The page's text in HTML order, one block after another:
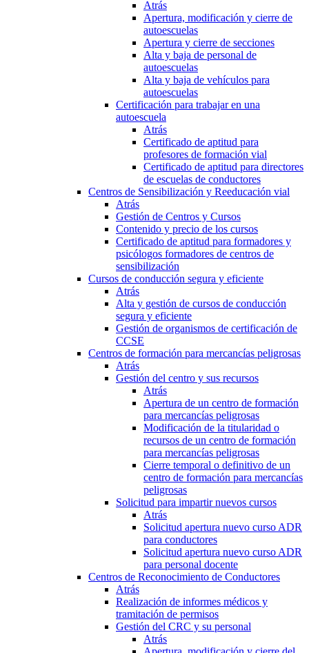
Atrás
Apertura, modificación y cierre de
autoescuelas
Apertura y cierre de secciones
Alta y baja de personal de
autoescuelas
Alta y baja de vehículos para
autoescuelas
Certificación para trabajar en una
autoescuela
Atrás
Certificado de aptitud para
profesores de formación vial
Certificado de aptitud para directores
de escuelas de conductores
Centros de Sensibilización y Reeducación vial
Atrás
Gestión de Centros y Cursos
Contenido y precio de los cursos
Certificado de aptitud para formadores y
psicólogos formadores de centros de
sensibilización
Cursos de conducción segura y eficiente
Atrás
Alta y gestión de cursos de conducción
segura y eficiente
Gestión de organismos de certificación de
CCSE
Centros de formación para mercancías peligrosas
Atrás
Gestión del centro y sus recursos
Atrás
Apertura de un centro de formación
para mercancías peligrosas
Modificación de la titularidad o
recursos de un centro de formación
para mercancías peligrosas
Cierre temporal o definitivo de un
centro de formación para mercancías
peligrosas
Solicitud para impartir nuevos cursos
Atrás
Solicitud apertura nuevo curso ADR
para conductores
Solicitud apertura nuevo curso ADR
para personal docente
Centros de Reconocimiento de Conductores
Atrás
Realización de informes médicos y
tramitación de permisos
Gestión del CRC y su personal
Atrás